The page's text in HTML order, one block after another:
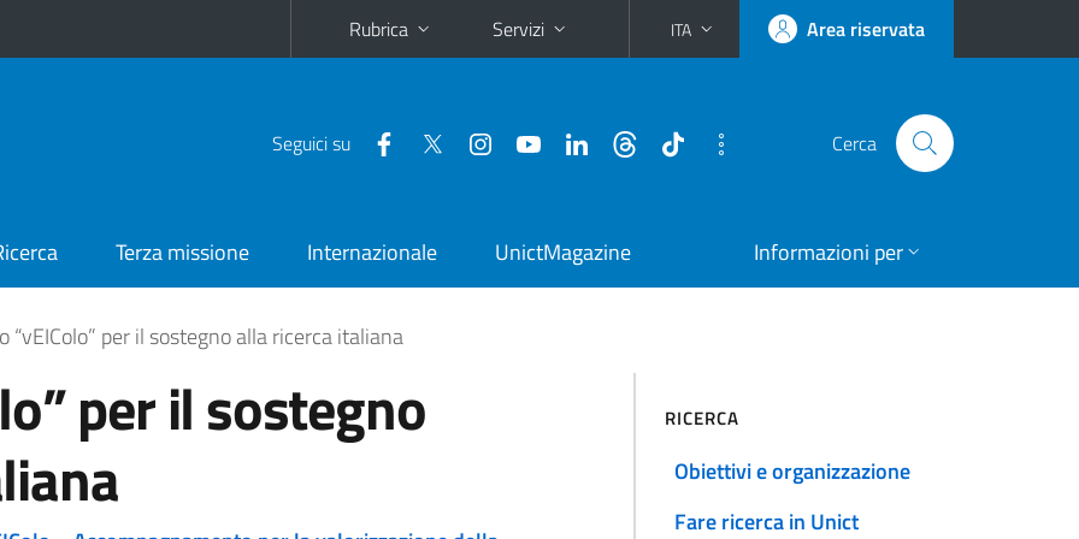
Rubrica Servizi ITA Area riservata
Seguici su Cerca
Terza missione Internazionale UnictMagazine Informazioni per
“vEIColo” per il sostegno alla ricerca italiana
per il sostegno
RICERCA
Obiettivi e organizzazione
Fare ricerca in Unict